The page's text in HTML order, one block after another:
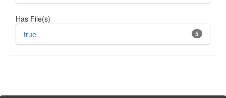
Has File(s)
5
true